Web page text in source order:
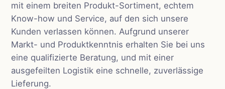
mit einem breiten Produkt-Sortiment, echtem
Know-how und Service, auf den sich unsere
Kunden verlassen können. Aufgrund unserer
Markt- und Produktkenntnis erhalten Sie bei uns
eine qualifizierte Beratung, und mit einer
ausgefeilten Logistik eine schnelle, zuverlässige
Lieferung.